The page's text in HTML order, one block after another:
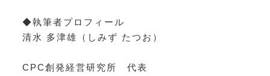
◆執筆者プロフィール
清水 多津雄（しみず たつお）
CPC創発経営研究所 代表